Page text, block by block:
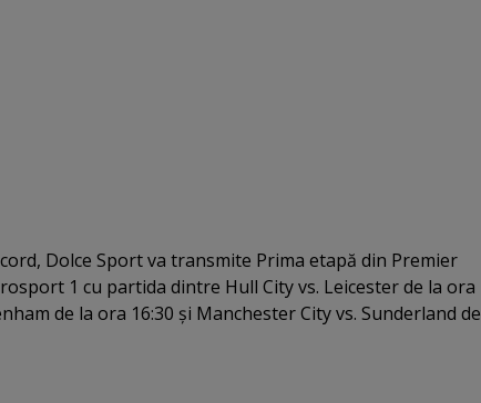
Dolce Sport va transmite Prima etapă din Premier
1 cu partida dintre Hull City vs. Leicester de la ora
de la ora 16:30 şi Manchester City vs. Sunderland de